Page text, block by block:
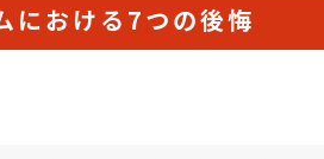
における7つの後悔